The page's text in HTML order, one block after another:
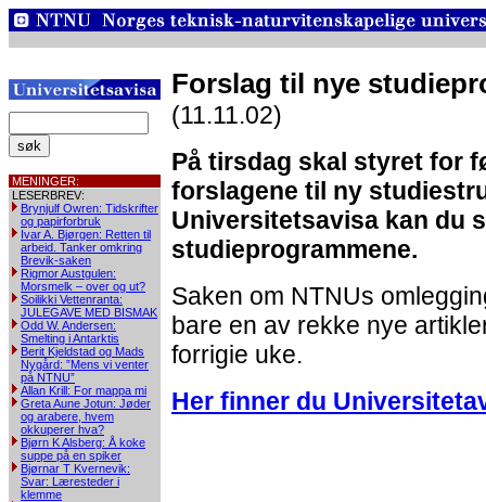
MENINGER:
LESERBREV:
Brynjulf Owren: Tidskrifter
og papirforbruk
Ivar A. Bjørgen: Retten til
arbeid. Tanker omkring
Brevik-saken
Rigmor Austgulen:
Morsmelk – over og ut?
Soilikki Vettenranta:
JULEGAVE MED BISMAK
Odd W. Andersen:
Smelting i Antarktis
Berit Kjeldstad og Mads
Nygård: ”Mens vi venter
på NTNU”
Allan Krill: For mappa mi
Greta Aune Jotun: Jøder
og arabere, hvem
okkuperer hva?
Bjørn K Alsberg: Å koke
suppe på en spiker
Bjørnar T Kvernevik:
Svar: Læresteder i
klemme
Forslag til nye
(11.11.02)
På tirsdag skal styret for
forslagene til ny
Universitetsavisa kan du
studieprogrammene.
Saken om NTNUs
bare en av rekke nye
forrigie uke.
Her finner du